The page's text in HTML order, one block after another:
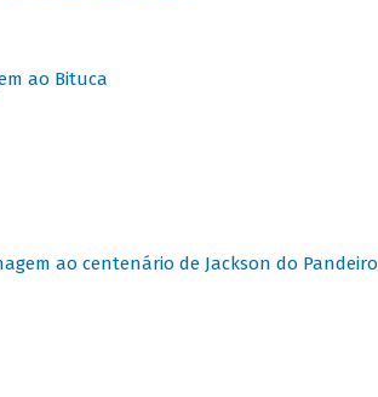
ao Bituca
ao centenário de Jackson do Pandeiro